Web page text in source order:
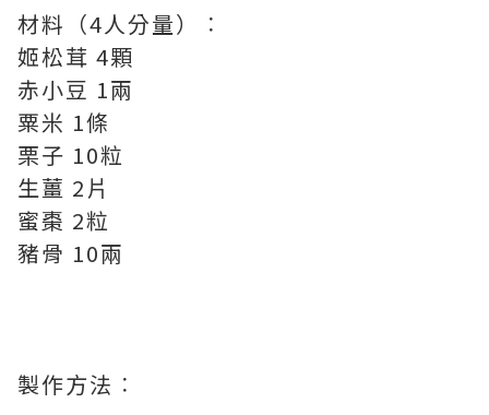
材料（4人分量）︰
姬松茸 4顆
赤小豆 1兩
粟米 1條
栗子 10粒
生薑 2片
蜜棗 2粒
豬骨 10兩
製作方法︰